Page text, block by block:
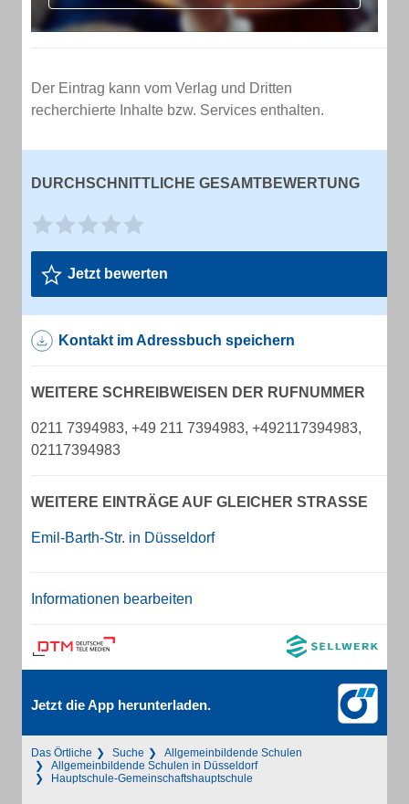
Der Eintrag kann vom Verlag und Dritten
recherchierte Inhalte bzw. Services enthalten.
DURCHSCHNITTLICHE GESAMTBEWERTUNG
Jetzt bewerten
Kontakt im Adressbuch speichern
WEITERE SCHREIBWEISEN DER RUFNUMMER
0211 7394983, +49 211 7394983, +492117394983,
02117394983
WEITERE EINTRÄGE AUF GLEICHER STRASSE
Emil-Barth-Str. in Düsseldorf
Informationen bearbeiten
Jetzt die App herunterladen.
Das Örtliche Suche
Allgemeinbildende Schulen
Allgemeinbildende Schulen in Düsseldorf
Hauptschule-Gemeinschaftshauptschule